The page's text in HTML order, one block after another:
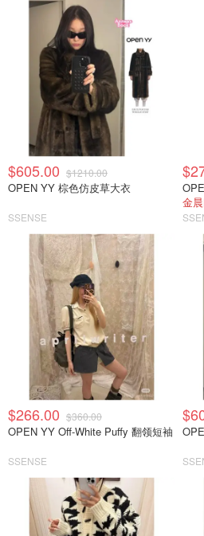
$605.00 $1210.00
OPEN YY 棕色仿皮草大衣
SSENSE
金
$266.00 $360.00
OPEN YY Off-White Puffy 翻领短袖
SSENSE